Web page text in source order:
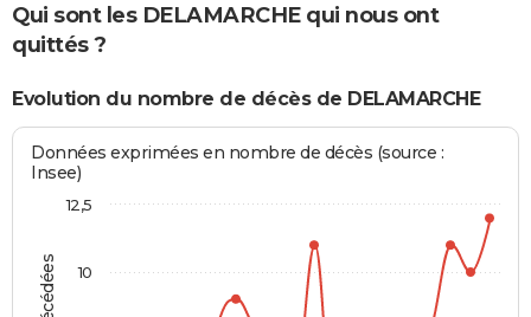
Qui sont les DELAMARCHE qui nous ont
quittés ?
Evolution du nombre de décès de DELAMARCHE
Données exprimées en nombre de décès (source :
Insee)
10
12,5